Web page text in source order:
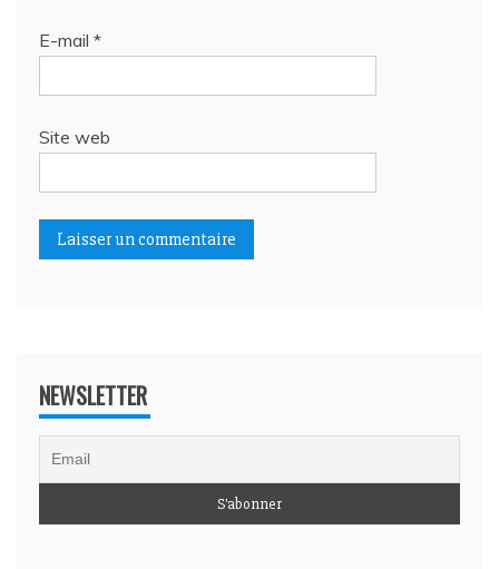
E-mail *
Site web
NEWSLETTER